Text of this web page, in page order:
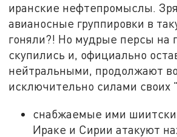
иранские нефтепромыслы.
авианосные группировки в
гоняли?! Но мудрые персы на
скупились и, официально
нейтральными, продолжают
исключительно силами своих
снабжаемые ими
Ираке и Сирии атакуют